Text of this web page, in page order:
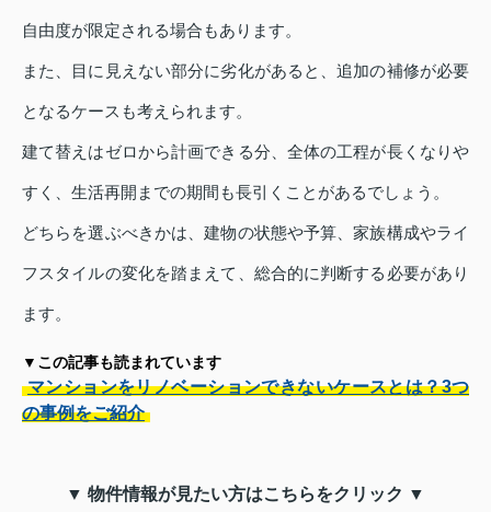
自由度が限定される場合もあります。
また、目に見えない部分に劣化があると、追加の補修が必要
となるケースも考えられます。
建て替えはゼロから計画できる分、全体の工程が長くなりや
すく、生活再開までの期間も長引くことがあるでしょう。
どちらを選ぶべきかは、建物の状態や予算、家族構成やライ
フスタイルの変化を踏まえて、総合的に判断する必要があり
ます。
▼この記事も読まれています
マンションをリノベーションできないケースとは？3つ
の事例をご紹介
▼ 物件情報が見たい方はこちらをクリック ▼